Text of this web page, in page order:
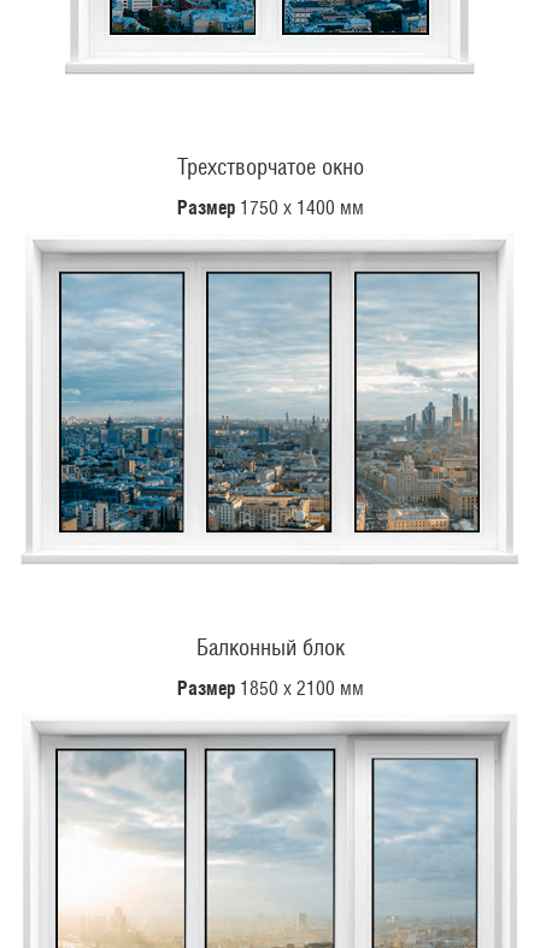
Трехстворчатое окно
Размер1750 х 1400 мм
Балконный блок
Размер1850 х 2100 мм